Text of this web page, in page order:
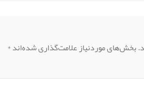
بخش‌های موردنیاز علامت‌گذاری شده‌اند*